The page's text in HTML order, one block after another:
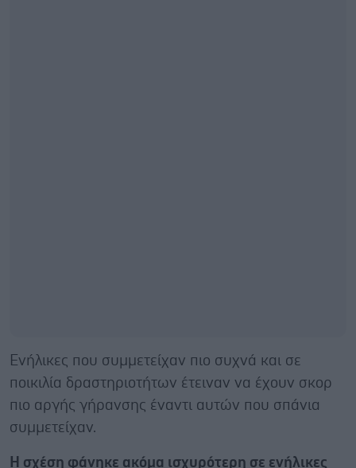
Ενήλικες που συμμετείχαν πιο συχνά και σε
ποικιλία δραστηριοτήτων έτειναν να έχουν σκορ
πιο αργής γήρανσης έναντι αυτών που σπάνια
συμμετείχαν.
Η σχέση φάνηκε ακόμα ισχυρότερη σε ενήλικες